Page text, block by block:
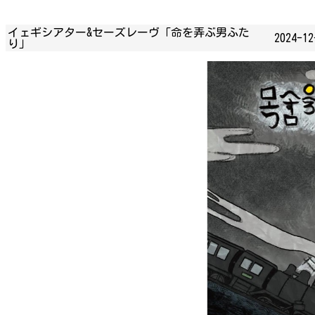
イェギシアター&セーズレーヴ「命を弄ぶ男ふた
り」
2024-